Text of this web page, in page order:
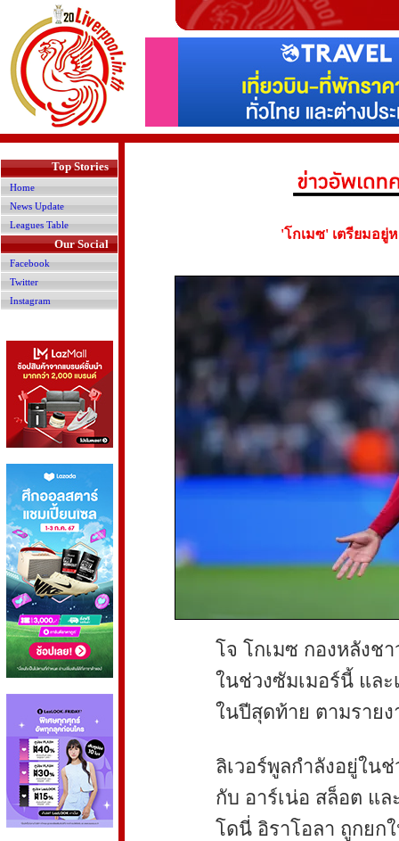
Top Stories
Home
News Update
Leagues Table
Our Social
Facebook
Twitter
Instagram
'โกเมซ' เตรียมอ
โจ โกเมซ กองหลังช
ในช่วงซัมเมอร์นี้ แล
ในปีสุดท้าย ตามราย
ลิเวอร์พูลกำลังอยู่ใน
กับ อาร์เน่อ สล็อต แ
โดนี่ อิราโอลา ถูกยก